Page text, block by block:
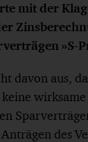
mit der
»S-
davon aus,
des